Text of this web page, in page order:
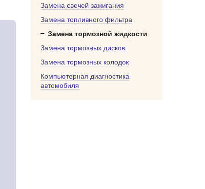
Замена свечей зажигания
Замена топливного фильтра
Замена тормозной жидкости
Замена тормозных дисков
Замена тормозных колодок
Компьютерная диагностика
автомобиля